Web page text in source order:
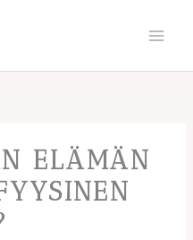
ELÄMÄN